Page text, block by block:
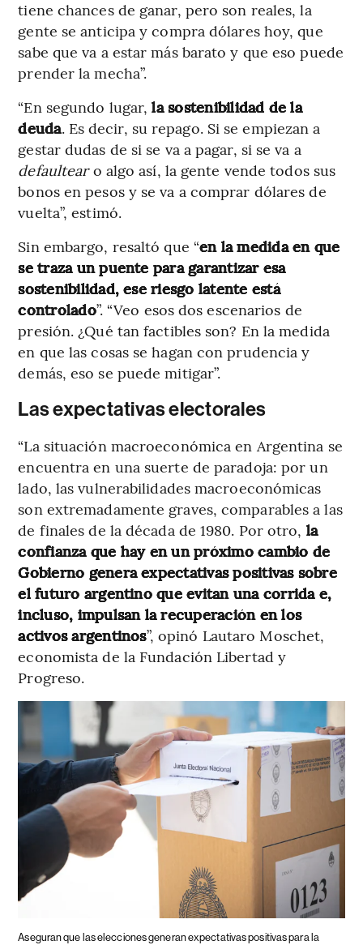
tiene chances de ganar, pero son reales, la
gente se anticipa y compra dólares hoy, que
sabe que va a estar más barato y que eso puede
prender la mecha”.
“En segundo lugar, la sostenibilidad de la
deuda. Es decir, su repago. Si se empiezan a
gestar dudas de si se va a pagar, si se va a
defaultearo algo así, la gente vende todos sus
bonos en pesos y se va a comprar dólares de
vuelta”, estimó.
Sin embargo, resaltó que “en la medida en que
se traza un puente para garantizar esa
sostenibilidad, ese riesgo latente está
controlado”. “Veo esos dos escenarios de
presión. ¿Qué tan factibles son? En la medida
en que las cosas se hagan con prudencia y
demás, eso se puede mitigar”.
Las expectativas electorales
“La situación macroeconómica en Argentina se
encuentra en una suerte de paradoja: por un
lado, las vulnerabilidades macroeconómicas
son extremadamente graves, comparables a las
de finales de la década de 1980. Por otro, la
confianza que hay en un próximo cambio de
Gobierno genera expectativas positivas sobre
el futuro argentino que evitan una corrida e,
incluso, impulsan la recuperación en los
activos argentinos”, opinó Lautaro Moschet,
economista de la Fundación Libertad y
Progreso.
Aseguran que las elecciones generan expectativas positivas para la